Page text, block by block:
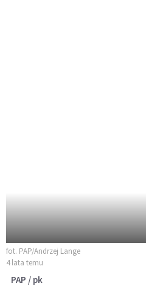
fot. PAP/Andrzej Lange
4 lata temu
PAP / pk